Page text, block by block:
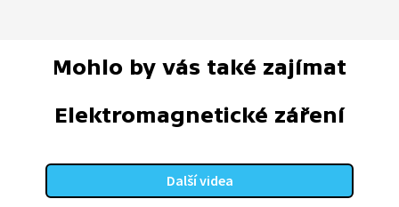
Mohlo by vás také zajímat
Elektromagnetické záření
Další videa